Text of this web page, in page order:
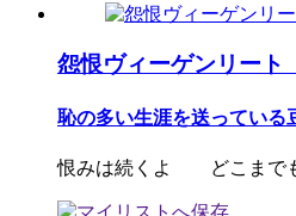
怨恨ヴィーゲンリー
恥の多い生涯を送っている
恨みは続くよ どこまで